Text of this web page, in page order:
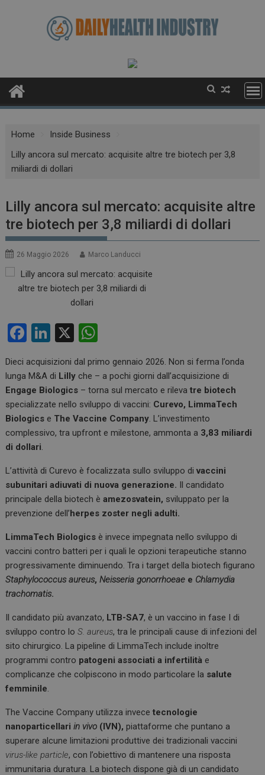
Home
Inside Business
Lilly ancora sul mercato: acquisite altre tre biotech per 3,8
miliardi di dollari
Lilly ancora sul mercato: acquisite altre
tre biotech per 3,8 miliardi di dollari
26 Maggio 2026 Marco Landucci
F
ce
b
o
o
k
Li
ke
dI
n
X
at
s
A
p
Dieci acquisizioni dal primo gennaio 2026. Non si ferma l’onda
lunga M&A di Lilly che – a pochi giorni dall’acquisizione di
Engage Biologics – torna sul mercato e rilevatre biotech
specializzate nello sviluppo di vaccini: Curevo, LimmaTech
Biologics e The Vaccine Company. L’investimento
complessivo, tra upfront e milestone, ammonta a 3,83 miliardi
di dollari.
L’attività di Curevo è focalizzata sullo sviluppo divaccini
subunitari adiuvati di nuova generazione. Il candidato
principale della biotech èamezosvatein, sviluppato per la
prevenzione dell’herpes zoster negli adulti.
LimmaTech Biologicsè invece impegnata nello sviluppo di
vaccini contro batteri per i quali le opzioni terapeutiche stanno
progressivamente diminuendo. Tra i target della biotech figurano
Staphylococcus aureus,Neisseria gonorrhoeae e Chlamydia
trachomatis.
Il candidato più avanzato, LTB-SA7, è un vaccino in fase I di
sviluppo contro loS. aureus, tra le principali cause di infezioni del
sito chirurgico. La pipeline di LimmaTech include inoltre
programmi contro patogeni associati a infertilità e
complicanze che colpiscono in modo particolare la salute
femminile.
The Vaccine Company utilizza invecetecnologie
nanoparticellariin vivo (IVN), piattaforme che puntano a
superare alcune limitazioni produttive dei tradizionali vaccini
virus-like particle, con l’obiettivo di mantenere una risposta
immunitaria duratura. La biotech dispone già di un candidato